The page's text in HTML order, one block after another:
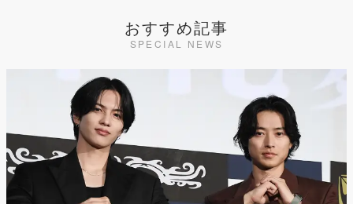
おすすめ記事
SPECIAL NEWS